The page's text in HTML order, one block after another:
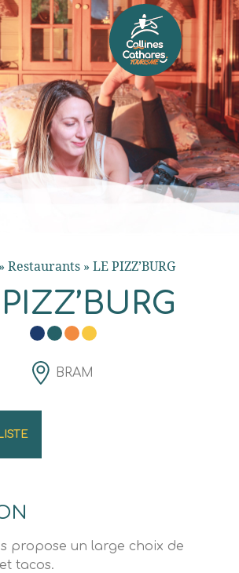
Restaurants» LE PIZZ’BURG
BRAM
propose un large choix de
tacos.